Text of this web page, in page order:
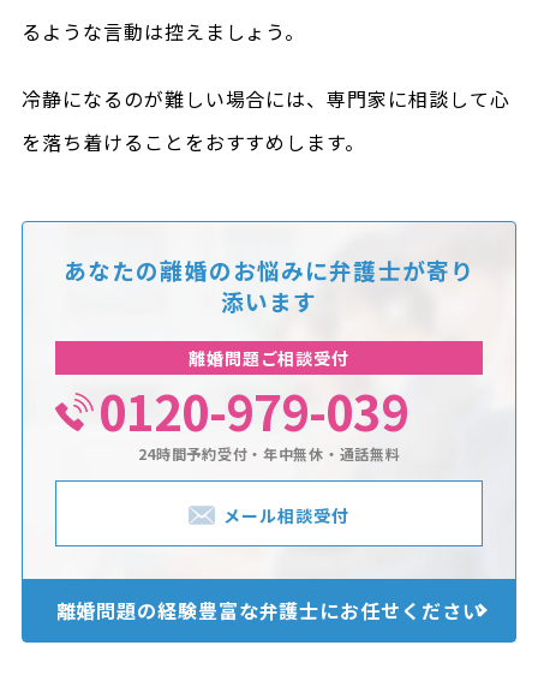
るような言動は控えましょう。
冷静になるのが難しい場合には、専門家に相談して心
を落ち着けることをおすすめします。
あなたの離婚のお悩みに弁護士が寄り
添います
離婚問題ご相談受付
0120-979-039
24時間予約受付・年中無休・通話無料
メール相談受付
離婚問題の経験豊富な弁護士にお任せください